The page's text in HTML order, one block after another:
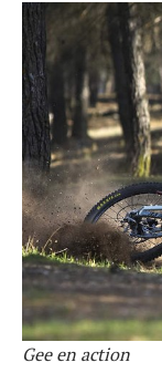
Gee en action